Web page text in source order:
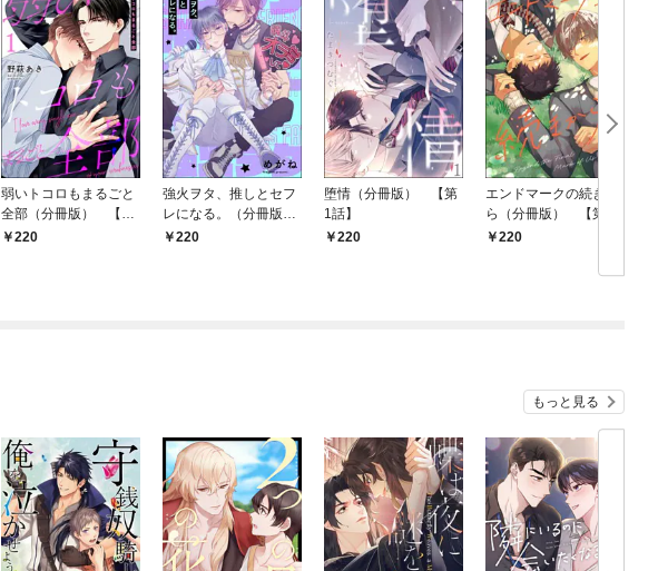
弱いトコロもまるごと
全部（分冊版） 【第
1話】
220
強火ヲタ、推しとセフ
レになる。（分冊版）
【第1話】
220
堕情（分冊版） 【第
1話】
220
エンドマークの続きか
ら（分冊版） 【第1
話】220
もっと見る